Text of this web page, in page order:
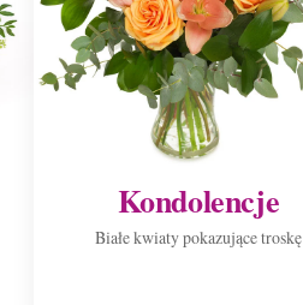
Kondolencje
Białe kwiaty pokazujące troskę